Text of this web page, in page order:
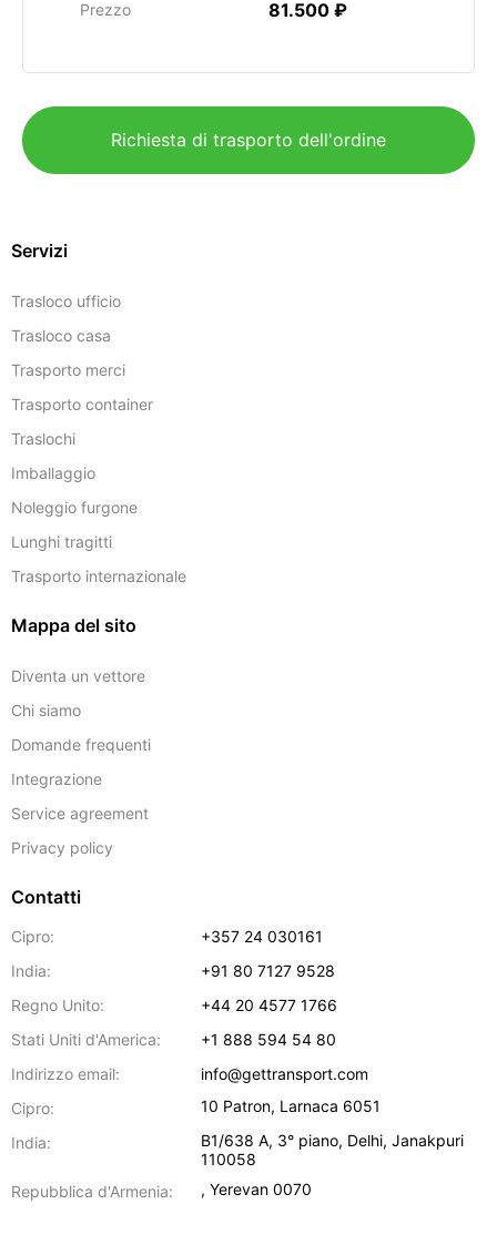
Prezzo 81.500 ₽
Richiesta di trasporto dell'ordine
Servizi
Trasloco ufficio
Trasloco casa
Trasporto merci
Trasporto container
Traslochi
Imballaggio
Noleggio furgone
Lunghi tragitti
Trasporto internazionale
Mappa del sito
Diventa un vettore
Chi siamo
Domande frequenti
Integrazione
Service agreement
Privacy policy
Contatti
Cipro:
+357 24 030161
India:
+91 80 7127 9528
Regno Unito:
+44 20 4577 1766
Stati Uniti d'America:
+1 888 594 54 80
Indirizzo email:
info@gettransport.com
Cipro:
10 Patron, Larnaca 6051
India:
B1/638 A, 3° piano, Delhi,Janakpuri
110058
Repubblica d'Armenia:
,Yerevan 0070